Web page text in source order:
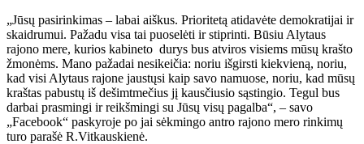
„Jūsų pasirinkimas – labai aiškus. Prioritetą atidavėte demokratijai ir
skaidrumui. Pažadu visa tai puoselėti ir stiprinti. Būsiu Alytaus
rajono mere, kurios kabineto durys bus atviros visiems mūsų krašto
žmonėms. Mano pažadai nesikeičia: noriu išgirsti kiekvieną, noriu,
kad visi Alytaus rajone jaustųsi kaip savo namuose, noriu, kad mūsų
kraštas pabustų iš dešimtmečius jį kausčiusio sąstingio. Tegul bus
darbai prasmingi ir reikšmingi su Jūsų visų pagalba“, – savo
„Facebook“ paskyroje po jai sėkmingo antro rajono mero rinkimų
turo parašė R.Vitkauskienė.